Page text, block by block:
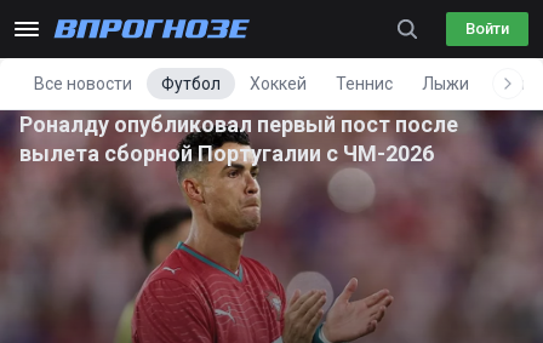
Войти
Все новости Футбол Хоккей Теннис Лыжи
Роналду опубликовал первый пост после
вылета сборной Португалии с ЧМ-2026